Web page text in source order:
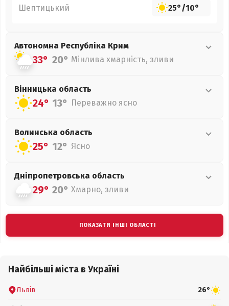
Шептицький 25°/10°
Автономна Республіка Крим
33° 20° Мінлива хмарність, зливи
Вінницька область
24° 13° Переважно ясно
Волинська область
25° 12° Ясно
Дніпропетровська область
29° 20° Хмарно, зливи
ПОКАЗАТИ ІНШІ ОБЛАСТІ
Найбільші міста в Україні
Львів 26°